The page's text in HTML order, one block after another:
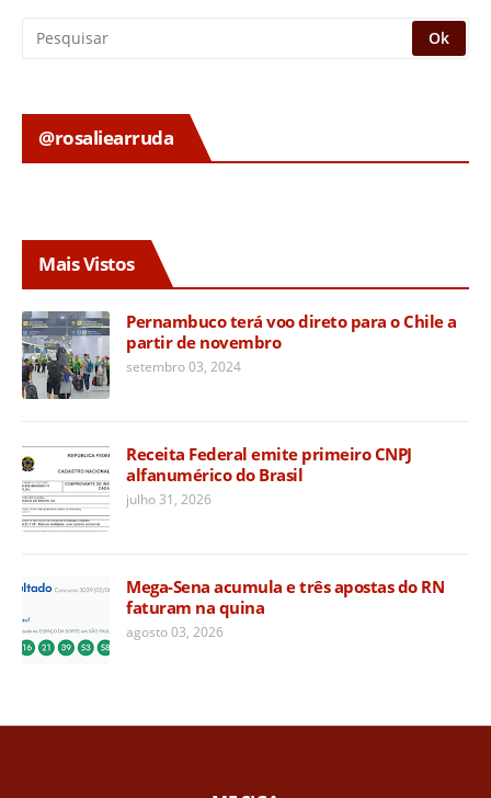
@rosaliearruda
Mais Vistos
Pernambuco terá voo direto para o Chile a
partir de novembro
setembro 03, 2024
Receita Federal emite primeiro CNPJ
alfanumérico do Brasil
julho 31, 2026
Mega-Sena acumula e três apostas do RN
faturam na quina
agosto 03, 2026